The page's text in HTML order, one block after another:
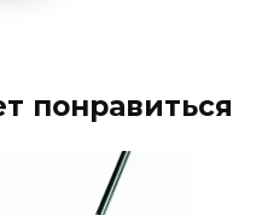
понравиться